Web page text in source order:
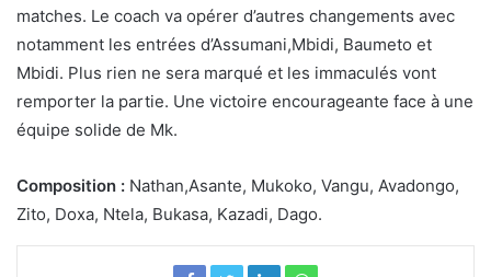
matches. Le coach va opérer d’autres changements avec
notamment les entrées d’Assumani,Mbidi, Baumeto et
Mbidi. Plus rien ne sera marqué et les immaculés vont
remporter la partie. Une victoire encourageante face à une
équipe solide de Mk.
Composition : Nathan,Asante, Mukoko, Vangu, Avadongo,
Zito, Doxa, Ntela, Bukasa, Kazadi, Dago.